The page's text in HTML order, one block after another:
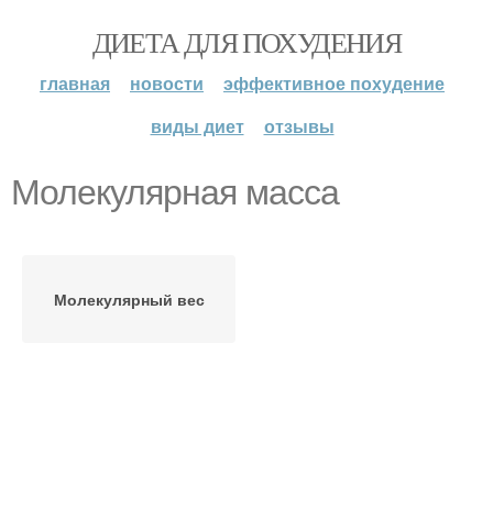
ДИЕТА ДЛЯ ПОХУДЕНИЯ
главная новости
эффективное похудение
виды диет
отзывы
Молекулярная масса
Молекулярный вес